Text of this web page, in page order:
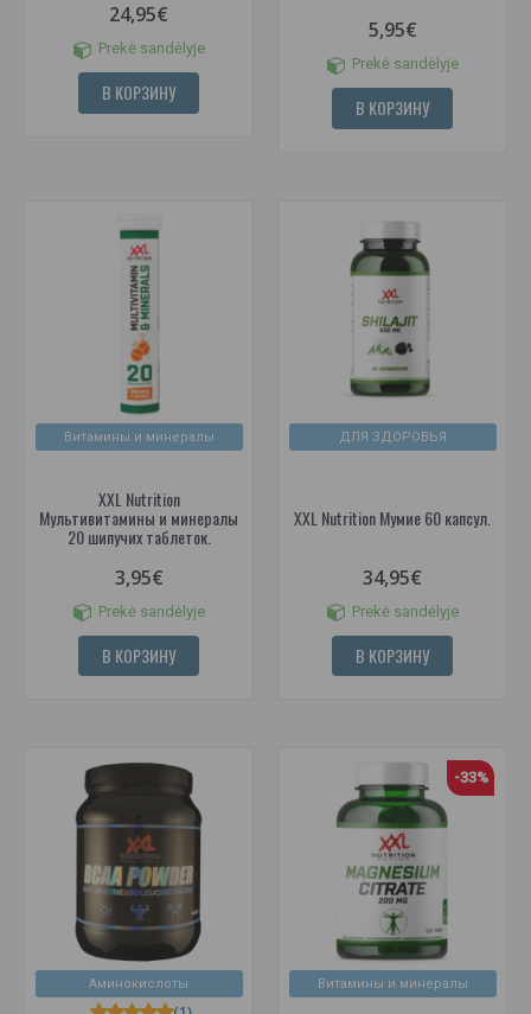
24,95€
Prekė sandėlyje
В КОРЗИНУ
5,95€
Prekė sandėlyje
В КОРЗИНУ
Витамины и минералы
XXL Nutrition
Мультивитамины и минералы
20 шипучих таблеток.
3,95€
Prekė sandėlyje
В КОРЗИНУ
ДЛЯ ЗДОРОВЬЯ
XXL Nutrition Мумие 60 капсул.
34,95€
Prekė sandėlyje
В КОРЗИНУ
Аминокислоты Витамины и минералы
-33%